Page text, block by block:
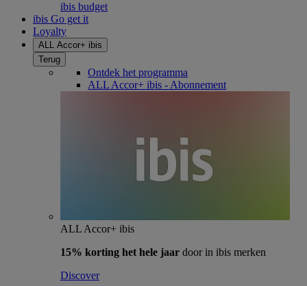
ibis budget
ibis Go get it
Loyalty
ALL Accor+ ibis
Terug
Ontdek het programma
ALL Accor+ ibis - Abonnement
ALL Accor+ ibis
15% korting het hele jaar door in ibis merken
Discover